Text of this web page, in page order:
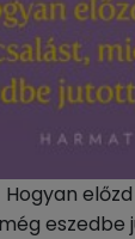
eszedbe